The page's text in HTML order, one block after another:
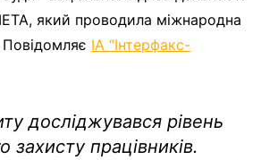
який проводила міжнародна
ІА “Інтерфакс-
досліджувався рівень
захисту працівників.